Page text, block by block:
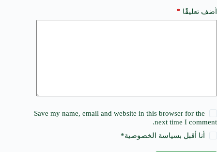
أضف تعليقًا *
Save my name, email and website in this browser for the
next time I comment.
أنا أقبل بسياسة الخصوصية*